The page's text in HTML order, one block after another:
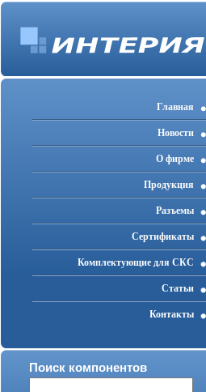
Главная
Новости
О фирме
Продукция
Разъемы
Cертификаты
Комплектующие для СКС
Статьи
Контакты
Поиск компонентов